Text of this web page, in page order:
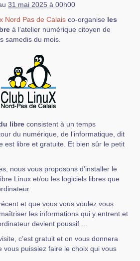
31 mai 2025 à 00h00
Nord Pas de Calais co-organise les
à l’atelier numérique citoyen de
samedis du mois.
libre consistent à un temps
du numérique, de l’informatique, dit
est libre et gratuite. Et bien sûr le petit
nous vous proposons d’installer le
Linux et/ou les logiciels libres que
et que vous vous voulez vous
les informations qui y entrent et
devient poussif ...
c’est gratuit et on vous donnera
vous puissiez faire le choix qui vous